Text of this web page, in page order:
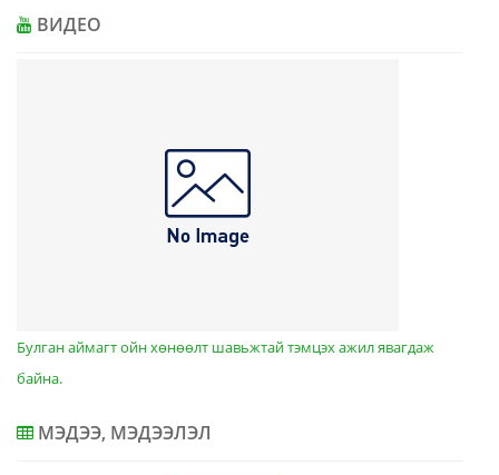
ВИДЕО
Булган аймагт ойн хөнөөлт шавьжтай тэмцэх ажил явагдаж
байна.
МЭДЭЭ, МЭДЭЭЛЭЛ